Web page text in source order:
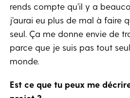
rends compte qu’il y a
j’aurai eu plus de mal à faire
seul. Ça me donne envie de
parce que je suis pas tout
monde.
Est ce que tu peux me